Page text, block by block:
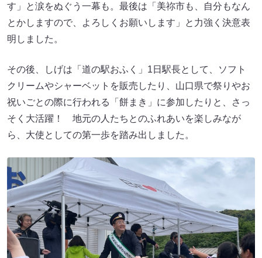
す」と涙をぬぐう一幕も。最後は「美祢市も、自分もなん
とかしますので、よろしくお願いします」と力強く決意表
明しました。
その後、しげは「道の駅おふく」1日駅長として、ソフト
クリームやシャーベットを販売したり、山口県で祭りやお
祝いごとの際に行われる「餅まき」に参加したりと、さっ
そく大活躍！ 地元の人たちとのふれあいを楽しみなが
ら、大使としての第一歩を踏み出しました。